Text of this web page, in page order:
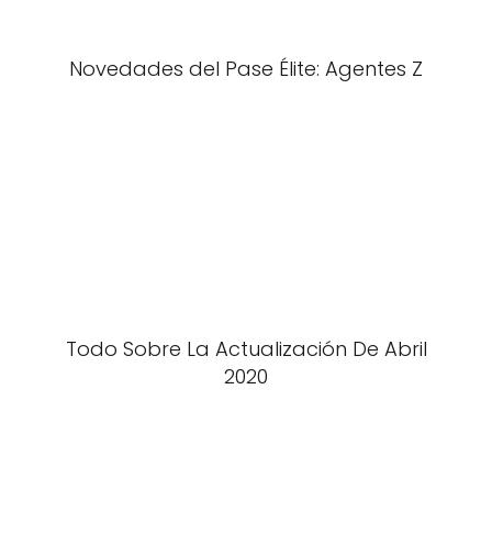
Novedades del Pase Élite: Agentes Z
Todo Sobre La Actualización De Abril
2020